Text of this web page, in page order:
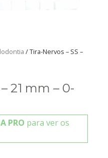
/ Tira-Nervos – SS –
21 mm – 0-
PRO para ver os